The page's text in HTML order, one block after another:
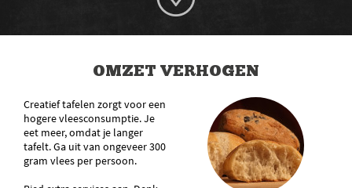
OMZET VERHOGEN
Creatief tafelen zorgt voor een
hogere vleesconsumptie. Je
eet meer, omdat je langer
tafelt. Ga uit van ongeveer 300
gram vlees per persoon.